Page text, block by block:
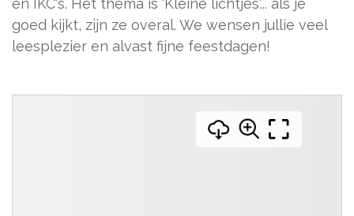
en IKC's. Het thema is 'Kleine lichtjes'... als je
goed kijkt, zijn ze overal. We wensen jullie veel
leesplezier en alvast fijne feestdagen!